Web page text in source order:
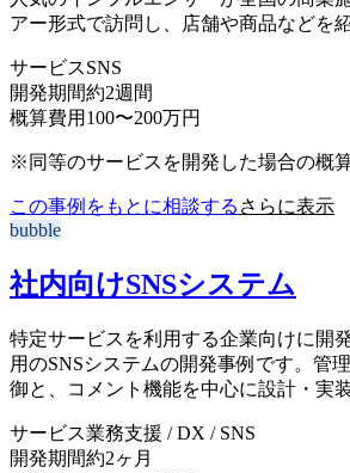
アー形式で訪問し、店舗や商品などを
サービスSNS
開発期間約2週間
概算費用 100〜200万円
※同等のサービスを開発した場合の概
この事例をもとに相談する さらに表示
bubble
社内向けSNSシステム
特定サービスを利用する企業向けに開
用のSNSシステムの開発事例です。管
御と、コメント機能を中心に設計・実
サービス業務支援 / DX / SNS
開発期間約2ヶ月